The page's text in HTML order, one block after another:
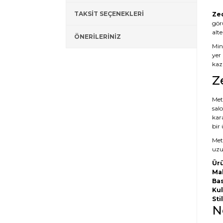
TAKSİT SEÇENEKLERİ
ÖNERİLERİNİZ
yer
bir